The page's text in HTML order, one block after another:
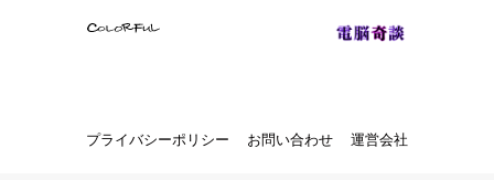
プライバシーポリシー お問い合わせ 運営会社